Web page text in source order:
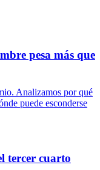
pesa más que
Analizamos por qué
puede esconderse
tercer cuarto